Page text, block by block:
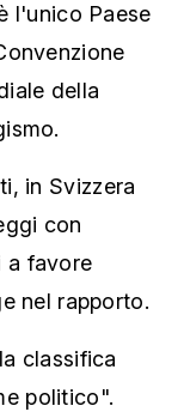
l'unico Paese
della
in Svizzera
con
a favore
nel rapporto.
classifica
politico".